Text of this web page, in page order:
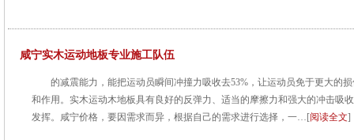
咸宁实木运动地板专业施工队伍
的减震能力，能把运动员瞬间冲撞力吸收去53%，让运动员免于更大的
和作用。实木运动木地板具有良好的反弹力、适当的摩擦力和强大的冲击吸
发挥。咸宁价格，要因需求而异，根据自己的需求进行选择，一…[阅读全文]